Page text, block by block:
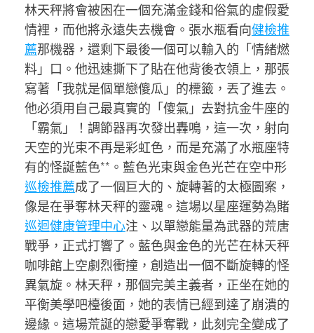
林天秤將會被困在一個充滿金錢和俗氣的虛假愛
情裡，而他將永遠失去機會。張水瓶看向健檢推
薦那機器，還剩下最後一個可以輸入的「情緒燃
料」口。他迅速撕下了貼在他背後衣領上，那張
寫著「我就是個單戀傻瓜」的標籤，丟了進去。
他必須用自己最真實的「傻氣」去對抗金牛座的
「霸氣」！調節器再次發出轟鳴，這一次，射向
天空的光束不再是彩虹色，而是充滿了水瓶座特
有的怪誕藍色**。藍色光束與金色光芒在空中形
巡檢推薦成了一個巨大的、旋轉著的太極圖案，
像是在爭奪林天秤的靈魂。這場以星座運勢為賭
巡迴健康管理中心注、以單戀能量為武器的荒唐
戰爭，正式打響了。藍色與金色的光芒在林天秤
咖啡館上空劇烈衝撞，創造出一個不斷旋轉的怪
異氣旋。林天秤，那個完美主義者，正坐在她的
平衡美學吧檯後面，她的表情已經到達了崩潰的
邊緣。這場荒誕的戀愛爭奪戰，此刻完全變成了